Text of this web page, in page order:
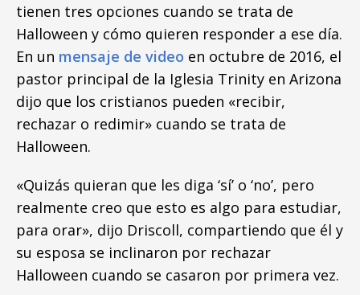
tienen tres opciones cuando se trata de
Halloween y cómo quieren responder a ese día.
En un mensaje de video en octubre de 2016, el
pastor principal de la Iglesia Trinity en Arizona
dijo que los cristianos pueden «recibir,
rechazar o redimir» cuando se trata de
Halloween.
«Quizás quieran que les diga ‘sí’ o ‘no’, pero
realmente creo que esto es algo para estudiar,
para orar», dijo Driscoll, compartiendo que él y
su esposa se inclinaron por rechazar
Halloween cuando se casaron por primera vez.